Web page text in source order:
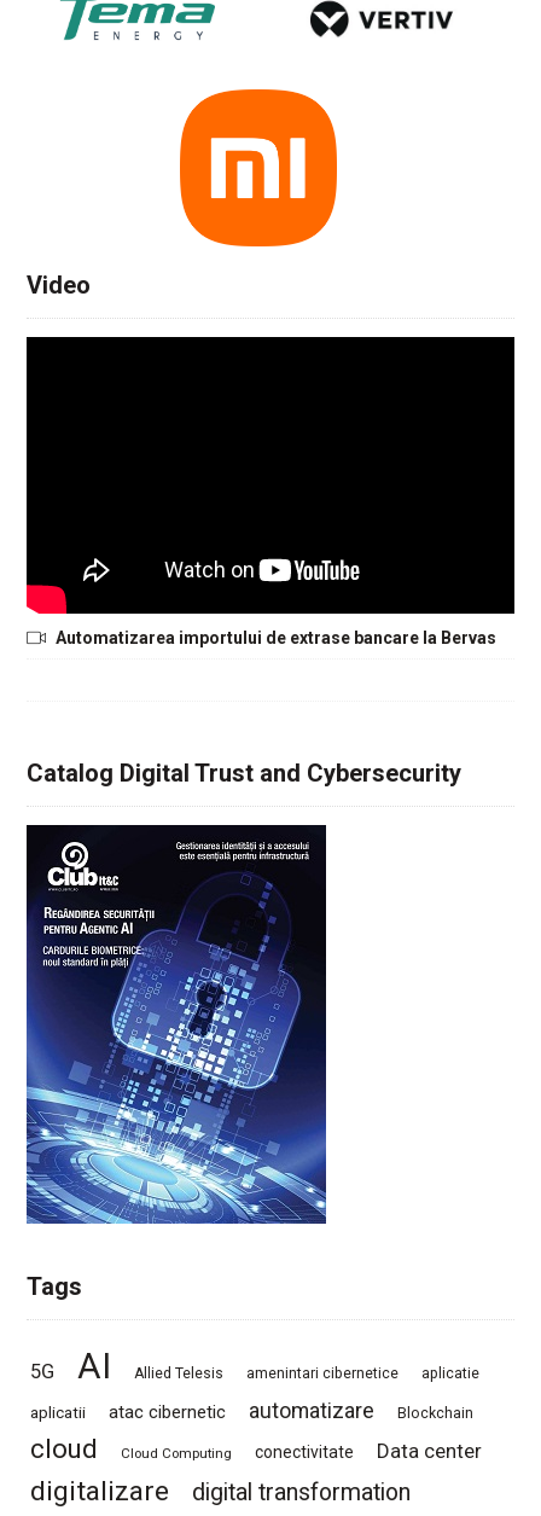
Video
Automatizarea importului de extrase bancare la Bervas
Catalog Digital Trust and Cybersecurity
Tags
5G AI Allied Telesis amenintari cibernetice aplicatie
aplicatii atac cibernetic automatizare Blockchain
cloud Cloud Computing conectivitate Data center
digitalizare digital transformation